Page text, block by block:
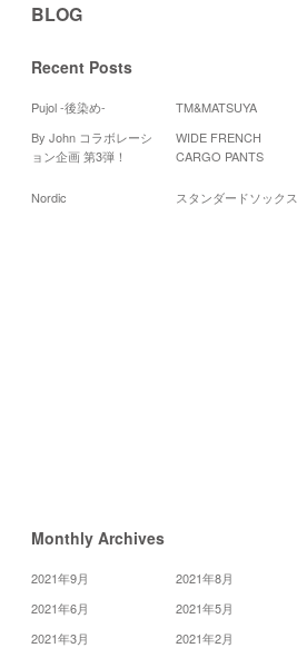
BLOG
Recent Posts
Pujol -後染め- TM&MATSUYA
By John コラボレーシ
ョン企画 第3弾！
WIDE FRENCH
CARGO PANTS
Nordic
スタンダードソックス
Monthly Archives
2021年9月 2021年8月
2021年6月
2021年5月
2021年3月
2021年2月